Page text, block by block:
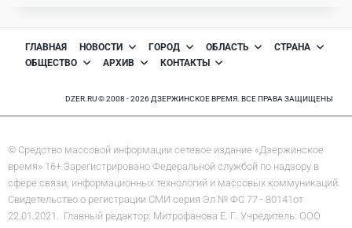
ГЛАВНАЯ НОВОСТИ ГОРОД ОБЛАСТЬ
СТРАНА
ОБЩЕСТВО
АРХИВ КОНТАКТЫ
DZER.RU © 2008 - 2026 ДЗЕРЖИНСКОЕ ВРЕМЯ. ВСЕ ПРАВА ЗАЩИЩЕНЫ
© Средство массовой информации сетевое издание «Дзержинское
время» 16+ Зарегистрировано Федеральной службой по надзору в
сфере связи, информационных технологий и массовых коммуникаций.
Свидетельство о регистрации СМИ серия Эл № ФС 77 - 80141от
22.01.2021. Главный редактор: Митрофанова Е. Г. Учредитель: ООО